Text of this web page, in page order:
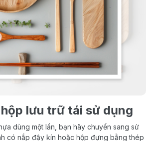
lưu trữ tái sử dụng
dùng một lần, bạn hãy chuyển sang sử
có nắp đậy kín hoặc hộp đựng bằng thép